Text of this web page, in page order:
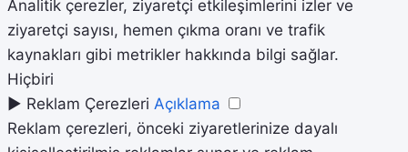
Analitik çerezler, ziyaretçi etkileşimlerini izler ve
ziyaretçi sayısı, hemen çıkma oranı ve trafik
kaynakları gibi metrikler hakkında bilgi sağlar.
Hiçbiri
► Reklam Çerezleri Açıklama
Reklam çerezleri, önceki ziyaretlerinize dayalı